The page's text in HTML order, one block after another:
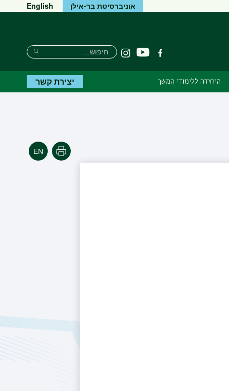
אוניברסיטת בר-אילן English
פייסבוקיוטיוב Instagram
חיפוש
Search
Search
היחידה ללימודי המשך יצירת קשר
הדפסה